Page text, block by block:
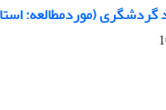
(موردمطالعه: